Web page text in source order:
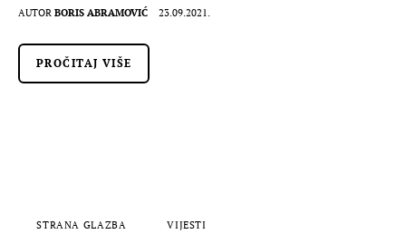
AUTOR BORIS ABRAMOVIĆ 23.09.2021.
PROČITAJ VIŠE
STRANA GLAZBA VIJESTI